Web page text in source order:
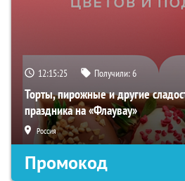
12:15:24 Получили:6
Торты, пирожные и другие
праздника на «Флаувау»
Россия
Промокод